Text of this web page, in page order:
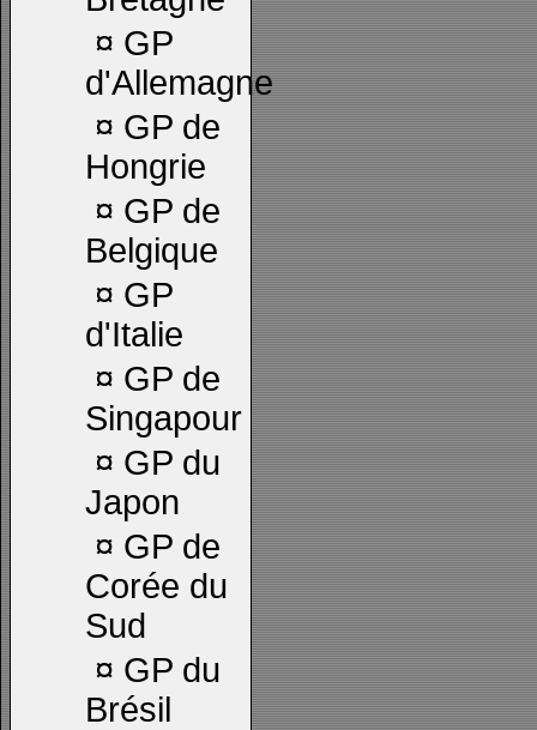
¤ GP
d'Allemagne
¤ GP de
Hongrie
¤ GP de
Belgique
¤ GP
d'Italie
¤ GP de
Singapour
¤ GP du
Japon
¤ GP de
Corée du
Sud
¤ GP du
Brésil